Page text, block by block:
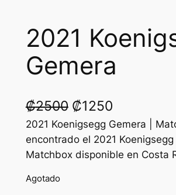
2021
Gemera
₡2500 O
r
i
₡1250C
u
r
2021 Koenigsegg Gemera |
encontrado el 2021
Matchbox disponible en Costa
Agotado